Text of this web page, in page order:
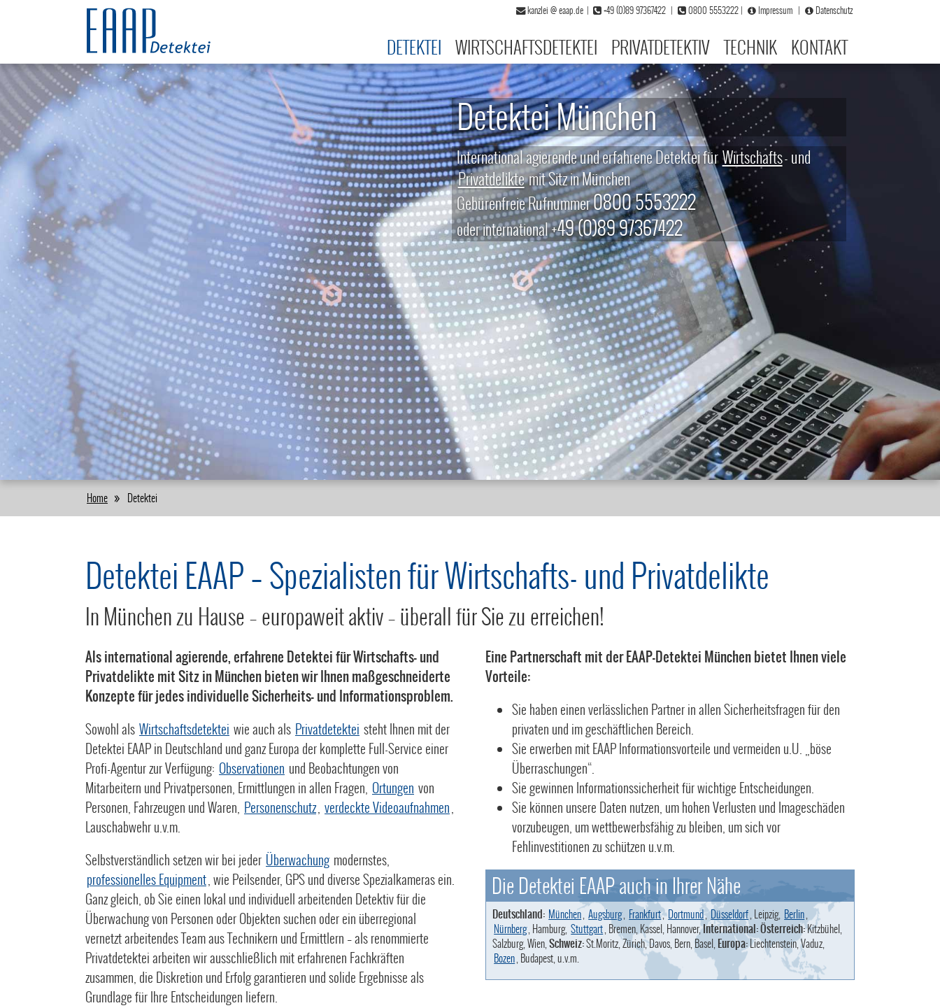
kanzlei @eaap.de | +49 (0)89 97367422 | 0800 5553222 | Impressum | Datenschutz
DETEKTEI WIRTSCHAFTSDETEKTEI PRIVATDETEKTIV TECHNIK KONTAKT
Detektei EAAP München
Detektei EAAP, maßgeschneiderte Konzepte für jedes individuelle
Sicherheits- und Informationsproblem.
Gebürenfreie Rufnummer0800 5553222
oder international+49 (0)89 97367422
Home Detektei
Detektei EAAP – Spezialisten für Wirtschafts- und Privatdelikte
In München zu Hause – europaweit aktiv – überall für Sie zu erreichen!
Als international agierende, erfahrene Detektei für Wirtschafts- und
Privatdelikte mit Sitz in München bieten wir Ihnen maßgeschneiderte
Konzepte für jedes individuelle Sicherheits- und Informationsproblem.
Sowohl als Wirtschaftsdetektei wie auch als Privatdetektei steht Ihnen mit der
Detektei EAAP in Deutschland und ganz Europa der komplette Full-Service einer
Profi-Agentur zur Verfügung: Observationen und Beobachtungen von
Mitarbeitern und Privatpersonen, Ermittlungen in allen Fragen, Ortungen von
Personen, Fahrzeugen und Waren, Personenschutz, verdeckte Videoaufnahmen,
Lauschabwehr u.v.m.
Selbstverständlich setzen wir bei jeder Überwachung modernstes,
professionelles Equipment, wie Peilsender, GPS und diverse Spezialkameras ein.
Ganz gleich, ob Sie einen lokal und individuell arbeitenden Detektiv für die
Überwachung von Personen oder Objekten suchen oder ein überregional
vernetzt arbeitendes Team aus Technikern und Ermittlern – als renommierte
Privatdetektei arbeiten wir ausschließlich mit erfahrenen Fachkräften
zusammen, die Diskretion und Erfolg garantieren und solide Ergebnisse als
Grundlage für Ihre Entscheidungen liefern.
Eine Partnerschaft mit der EAAP-Detektei München bietet Ihnen viele
Vorteile:
Sie haben einen verlässlichen Partner in allen Sicherheitsfragen für den
privaten und im geschäftlichen Bereich.
Sie erwerben mit EAAP Informationsvorteile und vermeiden u.U. „böse
Überraschungen“.
Sie gewinnen Informationssicherheit für wichtige Entscheidungen.
Sie können unsere Daten nutzen, um hohen Verlusten und Imageschäden
vorzubeugen, um wettbewerbsfähig zu bleiben, um sich vor
Fehlinvestitionen zu schützen u.v.m.
Die Detektei EAAP auch in Ihrer Nähe
Deutschland: München, Augsburg, Frankfurt,Dortmund,Düsseldorf, Leipzig, Berlin,
Nürnberg, Hamburg, Stuttgart, Bremen, Kassel, Hannover,International: Österreich:Kitzbühel,
Salzburg, Wien,Schweiz:St.Moritz, Zürich, Davos, Bern, Basel,Europa:Liechtenstein, Vaduz,
Bozen, Budapest, u.v.m.